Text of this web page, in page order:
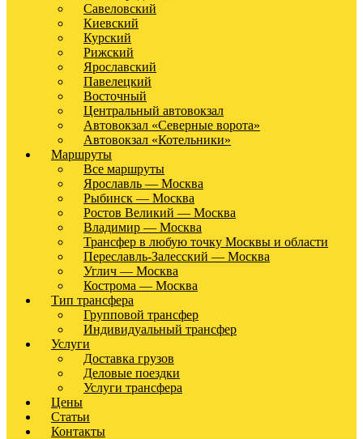
Савеловский
Киевский
Курский
Рижский
Ярославский
Павелецкий
Восточный
Центральный автовокзал
Автовокзал «Северные ворота»
Автовокзал «Котельники»
Маршруты
Все маршруты
Ярославль — Москва
Рыбинск — Москва
Ростов Великий — Москва
Владимир — Москва
Трансфер в любую точку Москвы и области
Переславль-Залесский — Москва
Углич — Москва
Кострома — Москва
Тип трансфера
Групповой трансфер
Индивидуальный трансфер
Услуги
Доставка грузов
Деловые поездки
Услуги трансфера
Цены
Статьи
Контакты